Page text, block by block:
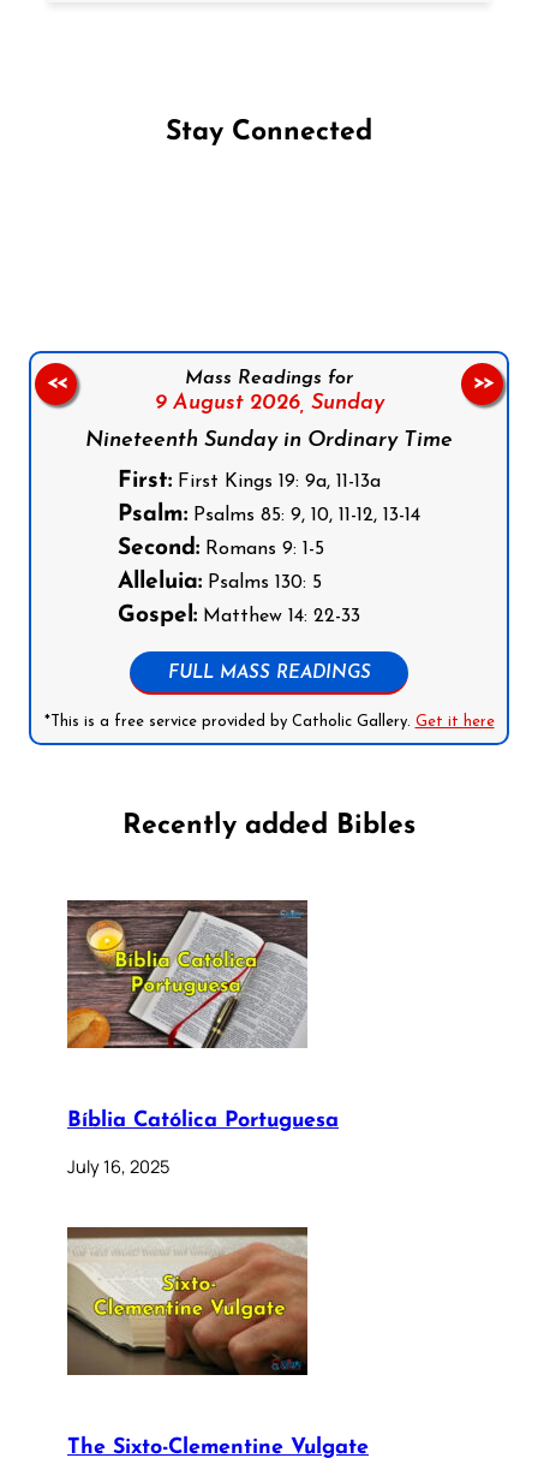
Stay Connected
Mass Readings for
9 August 2026, Sunday
Nineteenth Sunday in Ordinary Time
First: First Kings 19: 9a, 11-13a
Psalm: Psalms 85: 9, 10, 11-12, 13-14
Second: Romans 9: 1-5
Alleluia: Psalms 130: 5
Gospel: Matthew 14: 22-33
FULL MASS READINGS
*This is a free service provided by Catholic Gallery. Get it here
<< >>
Recently added Bibles
Bíblia Católica Portuguesa
July 16, 2025
The Sixto-Clementine Vulgate